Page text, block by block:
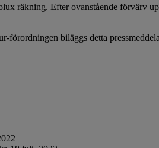
räkning. Efter ovanstående förvärv
biläggs detta